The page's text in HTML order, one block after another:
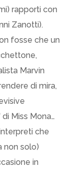
rapporti con
Zanotti).
fosse che un
Marvin
di mira,
Miss Mona…
che
non solo)
in